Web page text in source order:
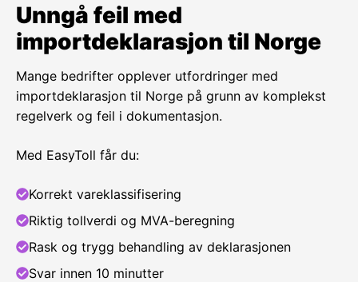
Unngå feil med
importdeklarasjon til Norge
Mange bedrifter opplever utfordringer med
importdeklarasjon til Norge på grunn av komplekst
regelverk og feil i dokumentasjon.
Med EasyToll får du:
Korrekt vareklassifisering
Riktig tollverdi og MVA-beregning
Rask og trygg behandling av deklarasjonen
Svar innen 10 minutter